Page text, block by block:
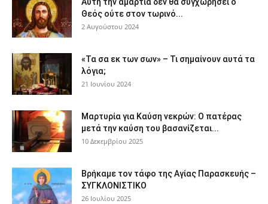
Θεός ούτε στον τωρινό...
2 Αυγούστου 2024
«Τα σα εκ των σων» – Τι σημαίνουν αυτά τα
λόγια;
21 Ιουνίου 2024
Μαρτυρία για Καύση νεκρών: Ο πατέρας
μετά την καύση του βασανίζεται...
10 Δεκεμβρίου 2025
Βρήκαμε τον τάφο της Αγίας Παρασκευής –
ΣΥΓΚΛΟΝΙΣΤΙΚΟ
26 Ιουλίου 2025